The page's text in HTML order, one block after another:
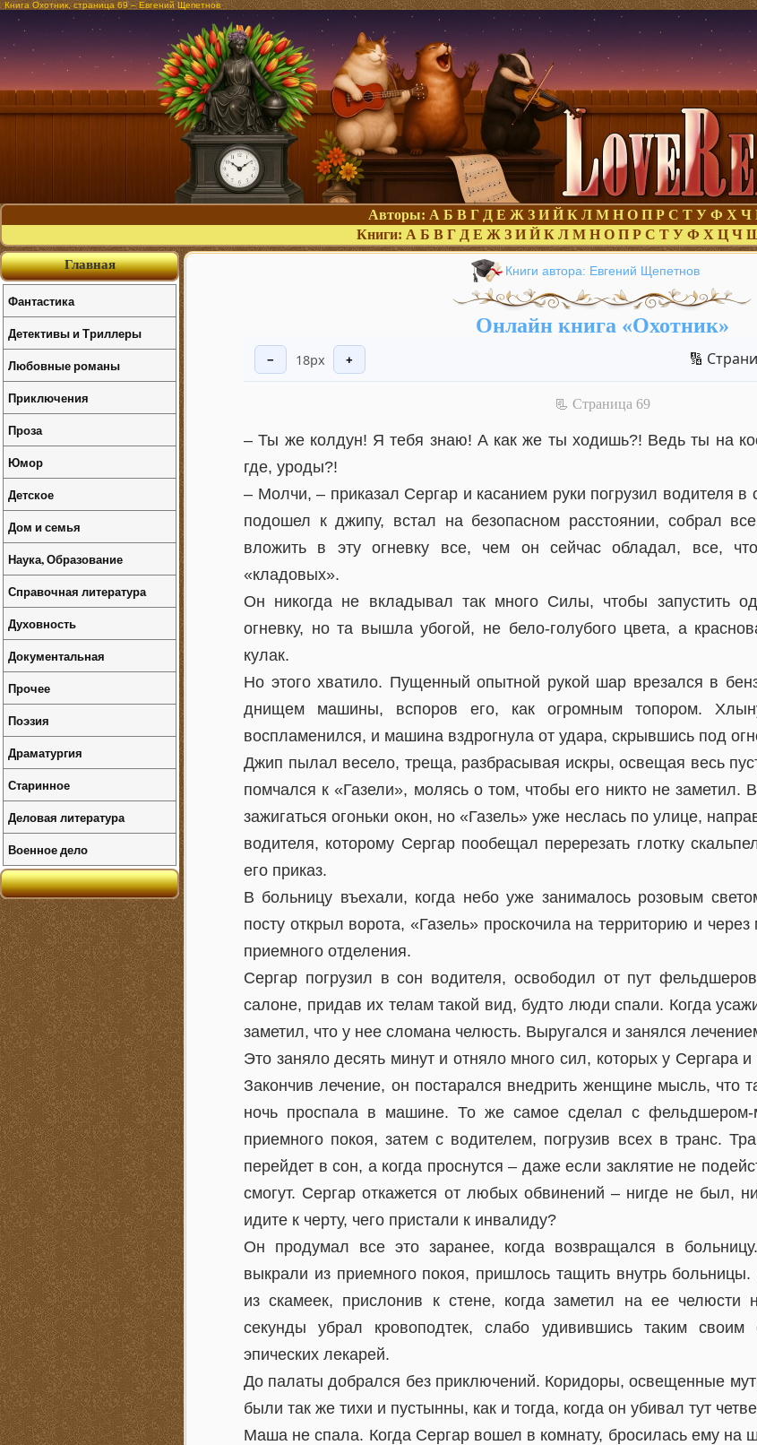
Книга Охотник, страница 69 – Евгений Щепетнов
Авторы: А Б В Г Д Е Ж З И Й К Л М Н О П Р С Т У Ф Х Ч
Книги: А Б В Г Д Е Ж З И Й К Л М Н О П Р С Т У Ф Х Ц Ч
Книги автора: Евгений Щепетнов
Онлайн книга «Охотник»
− 18px + 🔢
📃 Cтраница 69
– Ты же колдун! Я тебя знаю! А как же ты ходишь?! Ведь ты на
где, уроды?!
– Молчи, – приказал Сергар и касанием руки погрузил водителя
подошел к джипу, встал на безопасном расстоянии, собрал
вложить в эту огневку все, чем он сейчас обладал, все,
«кладовых».
Он никогда не вкладывал так много Силы, чтобы запустить
огневку, но та вышла убогой, не бело-голубого цвета, а
кулак.
Но этого хватило. Пущенный опытной рукой шар врезался в
днищем машины, вспоров его, как огромным топором.
воспламенился, и машина вздрогнула от удара, скрывшись под
Джип пылал весело, треща, разбрасывая искры, освещая весь
помчался к «Газели», молясь о том, чтобы его никто не заметил.
зажигаться огоньки окон, но «Газель» уже неслась по улице,
водителя, которому Сергар пообещал перерезать глотку
его приказ.
В больницу въехали, когда небо уже занималось розовым
посту открыл ворота, «Газель» проскочила на территорию и
приемного отделения.
Сергар погрузил в сон водителя, освободил от пут
салоне, придав их телам такой вид, будто люди спали. Когда
заметил, что у нее сломана челюсть. Выругался и занялся
Это заняло десять минут и отняло много сил, которых у Сергара и
Закончив лечение, он постарался внедрить женщине мысль, что
ночь проспала в машине. То же самое сделал с
приемного покоя, затем с водителем, погрузив всех в транс.
перейдет в сон, а когда проснутся – даже если заклятие не
смогут. Сергар откажется от любых обвинений – нигде не был,
идите к черту, чего пристали к инвалиду?
Он продумал все это заранее, когда возвращался в
выкрали из приемного покоя, пришлось тащить внутрь
из скамеек, прислонив к стене, когда заметил на ее челюсти
секунды убрал кровоподтек, слабо удивившись таким своим
эпических лекарей.
До палаты добрался без приключений. Коридоры, освещенные
были так же тихи и пустынны, как и тогда, когда он убивал тут
Маша не спала. Когда Сергар вошел в комнату, бросилась ему на
Главная
Фантастика
Детективы и Триллеры
Любовные романы
Приключения
Проза
Юмор
Детское
Дом и семья
Наука, Образование
Справочная литература
Духовность
Документальная
Прочее
Поэзия
Драматургия
Старинное
Деловая литература
Военное дело